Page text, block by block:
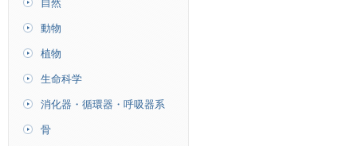
自然
動物
植物
生命科学
消化器・循環器・呼吸器系
骨